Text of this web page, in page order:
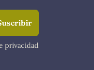
privacidad